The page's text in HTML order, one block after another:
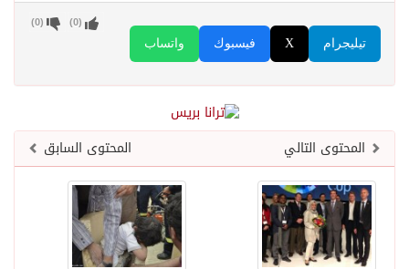
واتساب فيسبوك X تيليجرام
(
0
) (
0
)
المحتوى السابق المحتوى التالي